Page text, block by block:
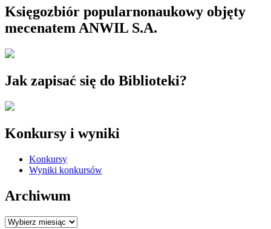
Księgozbiór popularnonaukowy objęty
mecenatem ANWIL S.A.
Jak zapisać się do Biblioteki?
Konkursy i wyniki
Konkursy
Wyniki konkursów
Archiwum
Archiwum